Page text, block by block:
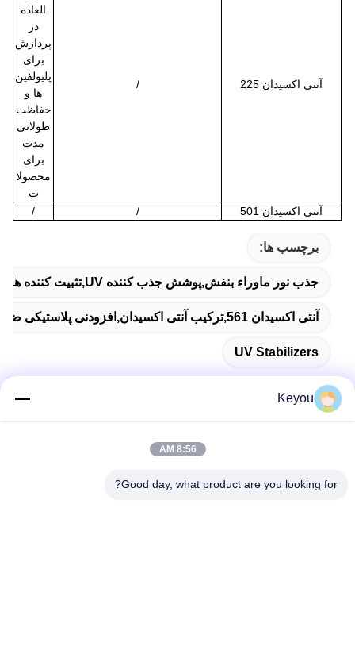
آنتی اکسیدان 225 /
العاده
در
پردازش
برای
پلیولفین
ها و
حفاظت
طولانی
مدت
برای
محصولا
ت
آنتی اکسیدان 501
/
/
برچسب ها:
جذب نور ماوراء بنفش,پوشش جذب کننده UV,تثبیت کننده های UV
آنتی اکسیدان 561,ترکیب آنتی اکسیدان,افزودنی پلاستیکی ضد میکروبی
UV Stabilizers
آدرس
Keyou
8:56 AM
Good day, what product are you looking for?